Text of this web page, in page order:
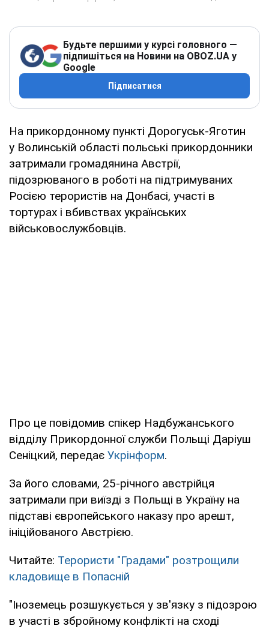
Будьте першими у курсі головного —
підпишіться на Новини на OBOZ.UA у
Google
Підписатися
На прикордонному пункті Дорогуськ-Яготин
у Волинській області польські прикордонники
затримали громадянина Австрії,
підозрюваного в роботі на підтримуваних
Росією терористів на Донбасі, участі в
тортурах і вбивствах українських
військовослужбовців.
Про це повідомив спікер Надбужанського
відділу Прикордонної служби Польщі Даріуш
Сеніцкий, передає Укрінформ.
За його словами, 25-річного австрійця
затримали при виїзді з Польщі в Україну на
підставі європейського наказу про арешт,
ініційованого Австрією.
Читайте: Терористи "Градами" розтрощили
кладовище в Попасній
"Іноземець розшукується у зв'язку з підозрою
в участі в збройному конфлікті на сході